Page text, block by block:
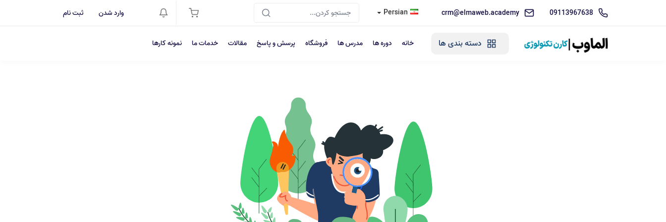
09113967638
crm@elmaweb.academy
Persian وارد شدن ثبت نام
دسته بندی ها خانه دوره ها مدرس ها فروشگاه پرسش و پاسخ مقالات خدمات ما نمونه کارها